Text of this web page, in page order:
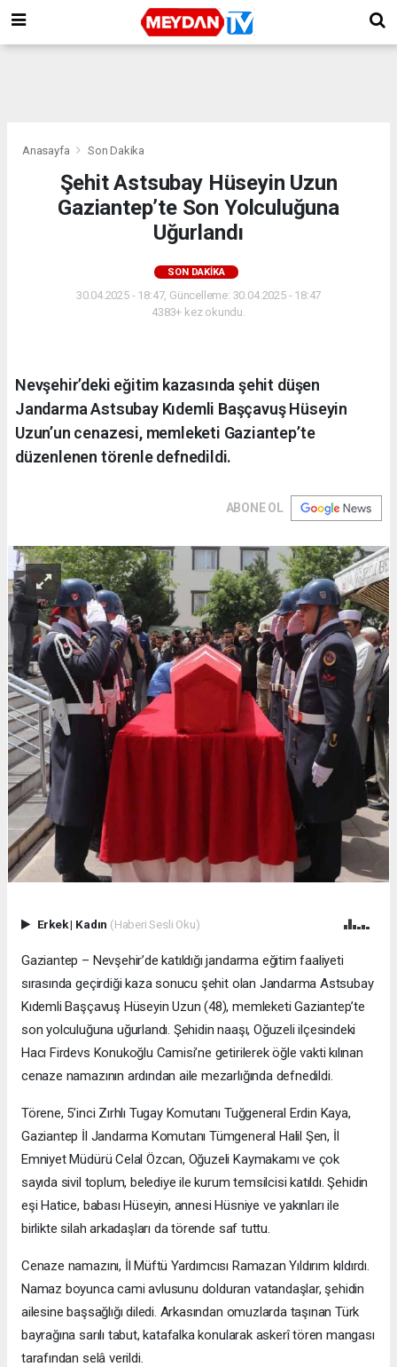
Anasayfa Son Dakika
Şehit Astsubay Hüseyin Uzun
Gaziantep’te Son Yolculuğuna
Uğurlandı
SON DAKIKA
30.04.2025 - 18:47, Güncelleme: 30.04.2025 - 18:47
4383+ kez okundu.
Nevşehir’deki eğitim kazasında şehit düşen
Jandarma Astsubay Kıdemli Başçavuş Hüseyin
Uzun’un cenazesi, memleketi Gaziantep’te
düzenlenen törenle defnedildi.
ABONE OL
Erkek| Kadın (Haberi Sesli Oku)
Gaziantep – Nevşehir’de katıldığı jandarma eğitim faaliyeti
sırasında geçirdiği kaza sonucu şehit olan Jandarma Astsubay
Kıdemli Başçavuş Hüseyin Uzun (48), memleketi Gaziantep’te
son yolculuğuna uğurlandı. Şehidin naaşı, Oğuzeli ilçesindeki
Hacı Firdevs Konukoğlu Camisi’ne getirilerek öğle vakti kılınan
cenaze namazının ardından aile mezarlığında defnedildi.
Törene, 5’inci Zırhlı Tugay Komutanı Tuğgeneral Erdin Kaya,
Gaziantep İl Jandarma Komutanı Tümgeneral Halil Şen, İl
Emniyet Müdürü Celal Özcan, Oğuzeli Kaymakamı ve çok
sayıda sivil toplum, belediye ile kurum temsilcisi katıldı. Şehidin
eşi Hatice, babası Hüseyin, annesi Hüsniye ve yakınları ile
birlikte silah arkadaşları da törende saf tuttu.
Cenaze namazını, İl Müftü Yardımcısı Ramazan Yıldırım kıldırdı.
Namaz boyunca cami avlusunu dolduran vatandaşlar, şehidin
ailesine başsağlığı diledi. Arkasından omuzlarda taşınan Türk
bayrağına sarılı tabut, katafalka konularak askerî tören mangası
tarafından selâ verildi.